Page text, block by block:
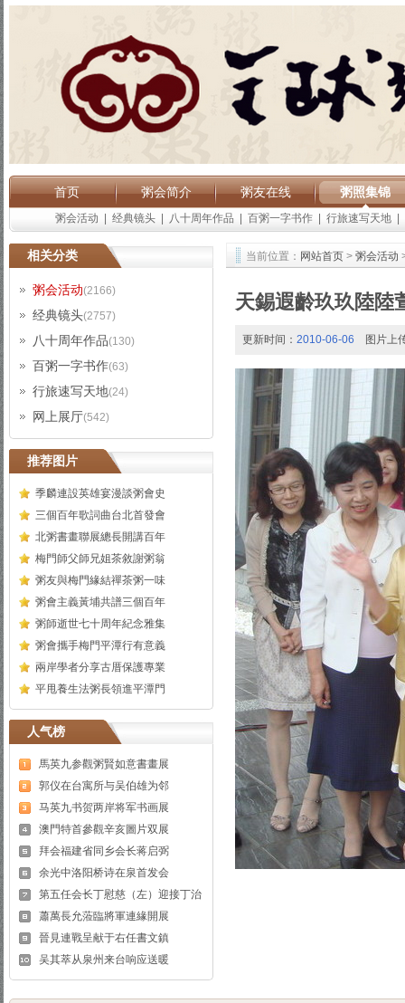
首页 粥会简介 粥友在线 粥照集锦
粥会活动 经典镜头 八十周年作品 百粥一字书作 行旅速写天地
相关分类
粥会活动(2166)
经典镜头(2757)
八十周年作品(130)
百粥一字书作(63)
行旅速写天地(24)
网上展厅(542)
推荐图片
季麟連設英雄宴漫談粥會史
三個百年歌詞曲台北首發會
北粥書畫聯展總長開講百年
梅門師父師兄姐茶敘謝粥翁
粥友與梅門緣結禪茶粥一味
粥會主義黃埔共譜三個百年
粥師逝世七十周年紀念雅集
粥會攜手梅門平潭行有意義
兩岸學者分享古厝保護專業
平甩養生法粥長領進平潭門
人气榜
馬英九参觀粥賢如意書畫展
郭仪在台寓所与吴伯雄为邻
马英九书贺两岸将军书画展
澳門特首參觀辛亥圖片双展
拜会福建省同乡会长蒋启弼
余光中洛阳桥诗在泉首发会
第五任会长丁慰慈（左）迎接丁治
蕭萬長允蒞臨將軍連緣開展
晉見連戰呈献于右任書文鎮
吴其萃从泉州来台响应送暖
当前位置： 网站首页 > 粥会活动
天錫遐齡玖玖陸陸
更新时间： 2010-06-06 图片上